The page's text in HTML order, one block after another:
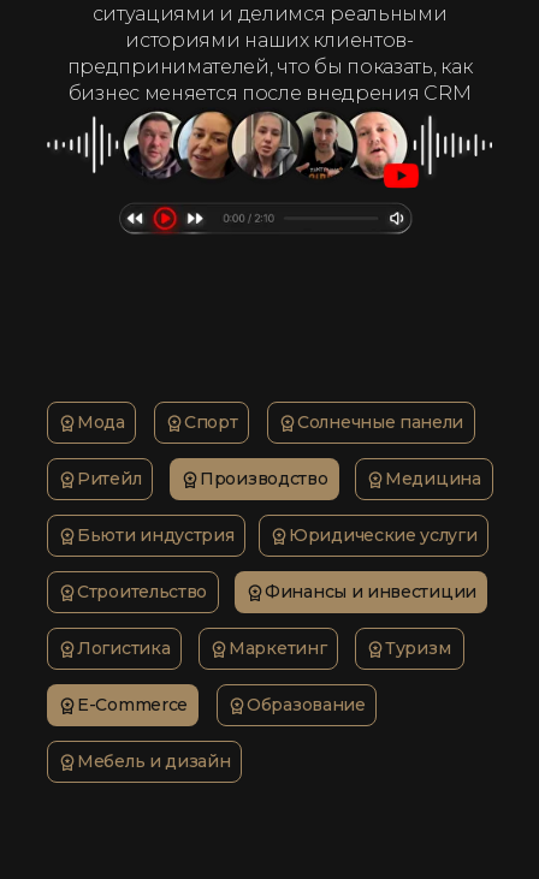
Образование
Логистика
Медицина
Финансы и инвестиции
Туризм
Юридические услуги
Мебель и дизайн
Маркетинг
Солнечные панели
Строительство
Бьюти индустрия
Производство
Ритейл
E-Commerce
Спорт
Мода
ситуациями и делимся реальными
историями наших клиентов-
предпринимателей, что бы показать, как
бизнес меняется после внедрения CRM